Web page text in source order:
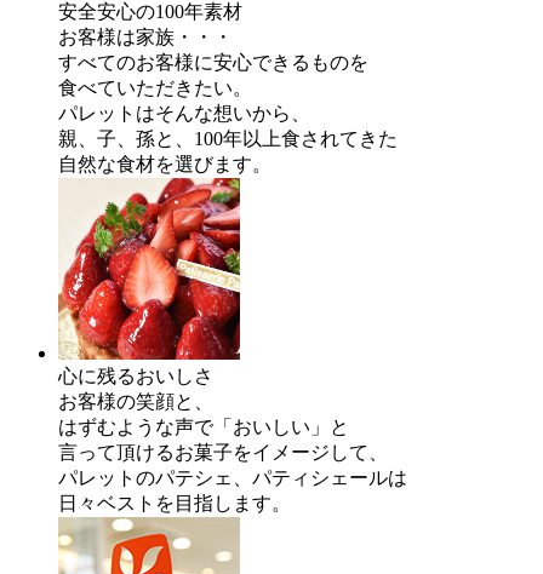
安全安心の100年素材
お客様は家族・・・
すべてのお客様に安心できるものを
食べていただきたい。
パレットはそんな想いから、
親、子、孫と、100年以上食されてきた
自然な食材を選びます。
心に残るおいしさ
お客様の笑顔と、
はずむような声で「おいしい」と
言って頂けるお菓子をイメージして、
パレットのパテシェ、パティシェールは
日々ベストを目指します。